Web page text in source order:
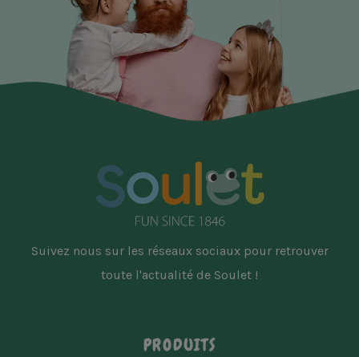
PRODUITS
Suivez nous sur les réseaux sociaux pour retrouver
toute l'actualité de Soulet !